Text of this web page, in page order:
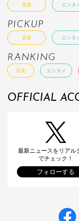
音楽 エンタ
PICKUP
音楽 エンタ
RANKING
音楽 エンタメ
OFFICIAL
最新ニュースをリアル
でチェック！
フォローする